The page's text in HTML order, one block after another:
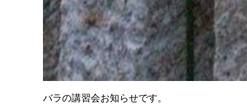
バラの講習会お知らせです。